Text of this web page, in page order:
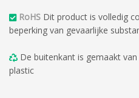
RoHS Dit product is volledig
beperking van gevaarlijke
De buitenkant is gemaakt
plastic